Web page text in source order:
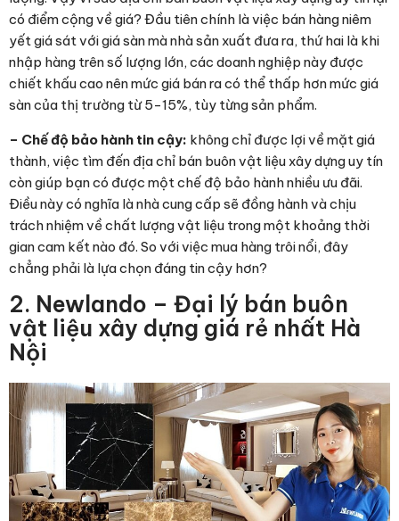
có điểm cộng về giá? Đầu tiên chính là việc bán hàng niêm
yết giá sát với giá sàn mà nhà sản xuất đưa ra, thứ hai là khi
nhập hàng trên số lượng lớn, các doanh nghiệp này được
chiết khấu cao nên mức giá bán ra có thể thấp hơn mức giá
sàn của thị trường từ 5-15%, tùy từng sản phẩm.
– Chế độ bảo hành tin cậy: không chỉ được lợi về mặt giá
thành, việc tìm đến địa chỉ bán buôn vật liệu xây dựng uy tín
còn giúp bạn có được một chế độ bảo hành nhiều ưu đãi.
Điều này có nghĩa là nhà cung cấp sẽ đồng hành và chịu
trách nhiệm về chất lượng vật liệu trong một khoảng thời
gian cam kết nào đó. So với việc mua hàng trôi nổi, đây
chẳng phải là lựa chọn đáng tin cậy hơn?
2. Newlando – Đại lý bán buôn
vật liệu xây dựng giá rẻ nhất Hà
Nội